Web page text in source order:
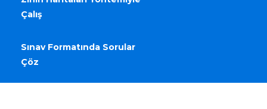
Çalış
Sınav Formatında Sorular
Çöz